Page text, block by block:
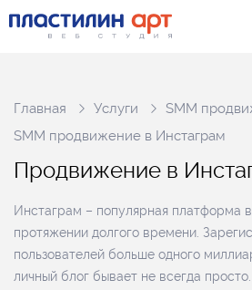
Главная Услуги
SMM
SMM продвижение в Инстаграм
Продвижение в Инста
Инстаграм – популярная платформа
протяжении долгого времени.
пользователей больше одного
личный блог бывает не всегда